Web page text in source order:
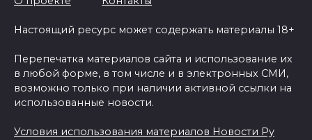
Настоящий ресурс может содержать материалы 18+
Перепечатка материалов сайта и использование их
в любой форме, в том числе и в электронных СМИ,
возможно только при наличии активной ссылки на
использованные новости.
Условия использования материалов Новости Ру